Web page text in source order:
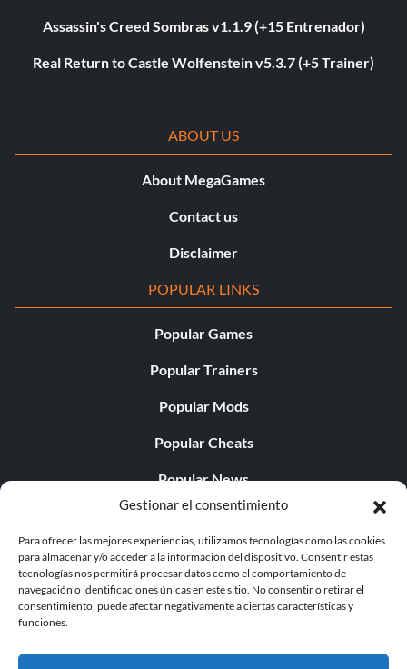
Gestionar el consentimiento
Para ofrecer las mejores experiencias, utilizamos tecnologías como las cookies
para almacenar y/o acceder a la información del dispositivo. Consentir estas
tecnologías nos permitirá procesar datos como el comportamiento de
navegación o identificaciones únicas en este sitio. No consentir o retirar el
consentimiento, puede afectar negativamente a ciertas características y
funciones.
Assassin's Creed Sombras v1.1.9 (+15 Entrenador)
Real Return to Castle Wolfenstein v5.3.7 (+5 Trainer)
ABOUT US
About MegaGames
Contact us
Disclaimer
POPULAR LINKS
Popular Games
Popular Trainers
Popular Mods
Popular Cheats
Popular News
Popular Editorials
Popular Free Games
LATEST UPDATES